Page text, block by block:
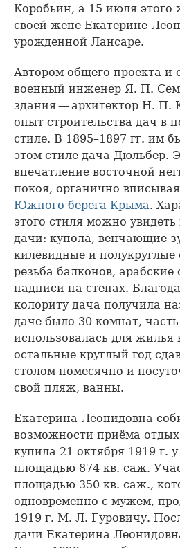
Коробьин, а 15 июля этого
своей жене Екатерине
урожденной Лансаре.
Автором общего проекта и
военный инженер Я. П.
здания — архитектор Н. П.
опыт строительства дач в
стиле. В 1895–1897 гг. им
этом стиле дача Дюльбер.
впечатление восточной
покоя, органично
Южного берега Крыма.
этого стиля можно увидеть
дачи: купола, венчающие
килевидные и
резьба балконов, арабские
надписи на стенах.
колориту дача получила
даче было 30 комнат,
использовалась для жилья
остальные круглый год
столом помесячно и
свой пляж, ванны.
Екатерина Леонидовна
возможности приёма
купила 21 октября 1919 г.
площадью 874 кв. саж.
площадью 350 кв. саж.,
одновременно с мужем,
1919 г. М. Л. Гуровичу.
дачи Екатерина